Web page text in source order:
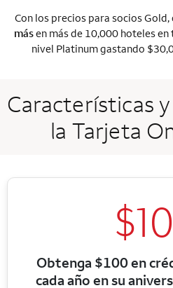
Con los precios para socios
másen más de 10,000 hoteles
nivel Platinum gastando
Características
la Tarjeta
Obtenga $100 en
cada año en su